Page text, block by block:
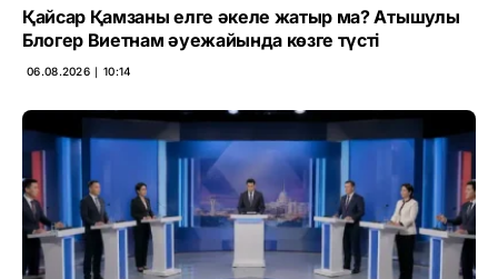
Қайсар Қамзаны елге әкеле жатыр ма? Атышулы
Блогер Виетнам әуежайында көзге түсті
06.08.2026 ∣ 10:14